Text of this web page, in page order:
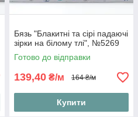
Бязь "Блакитні та сірі падаючі
зірки на білому тлі", №5269
Готово до відправки
139,40 ₴/м 164 ₴/м
Купити